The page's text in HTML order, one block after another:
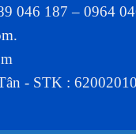
046 187 – 0964
.
- STK :